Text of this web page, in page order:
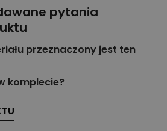
pytania
przeznaczony jest ten
komplecie?